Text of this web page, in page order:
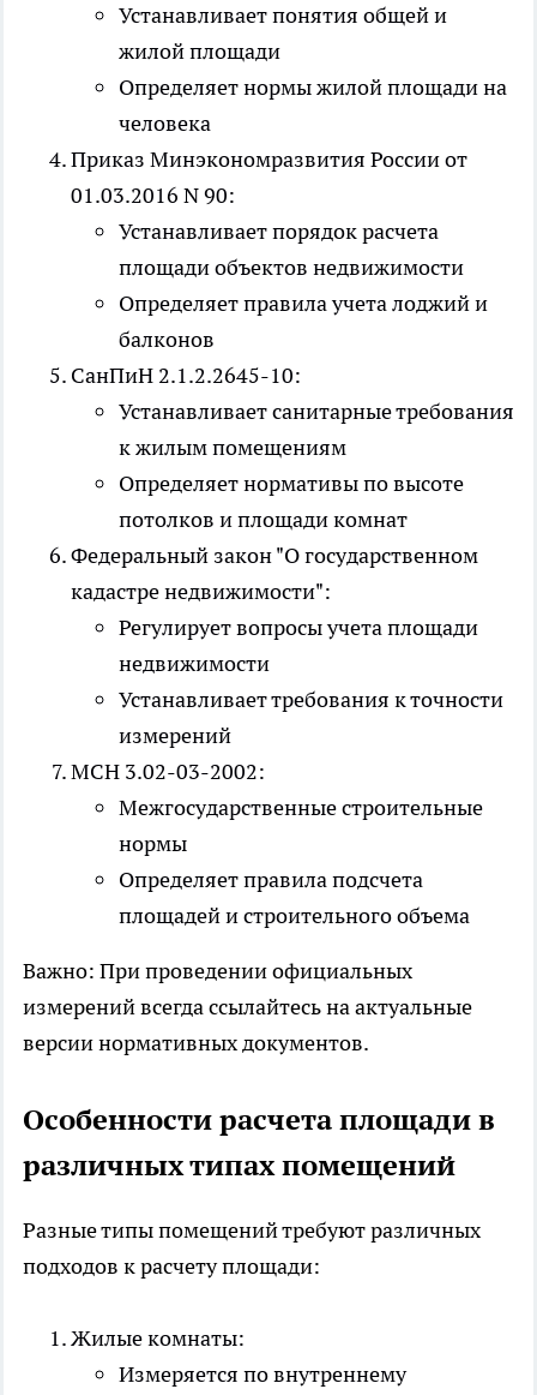
Устанавливает понятия общей и
жилой площади
Определяет нормы жилой площади на
человека
Приказ Минэкономразвития России от
01.03.2016 N 90:
Устанавливает порядок расчета
площади объектов недвижимости
Определяет правила учета лоджий и
балконов
СанПиН 2.1.2.2645-10:
Устанавливает санитарные требования
к жилым помещениям
Определяет нормативы по высоте
потолков и площади комнат
Федеральный закон "О государственном
кадастре недвижимости":
Регулирует вопросы учета площади
недвижимости
Устанавливает требования к точности
измерений
МСН 3.02-03-2002:
Межгосударственные строительные
нормы
Определяет правила подсчета
площадей и строительного объема
Важно: При проведении официальных
измерений всегда ссылайтесь на актуальные
версии нормативных документов.
Особенности расчета площади в
различных типах помещений
Разные типы помещений требуют различных
подходов к расчету площади:
Жилые комнаты:
Измеряется по внутреннему